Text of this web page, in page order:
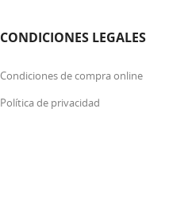
CONDICIONES LEGALES
Condiciones de compra online
Política de privacidad